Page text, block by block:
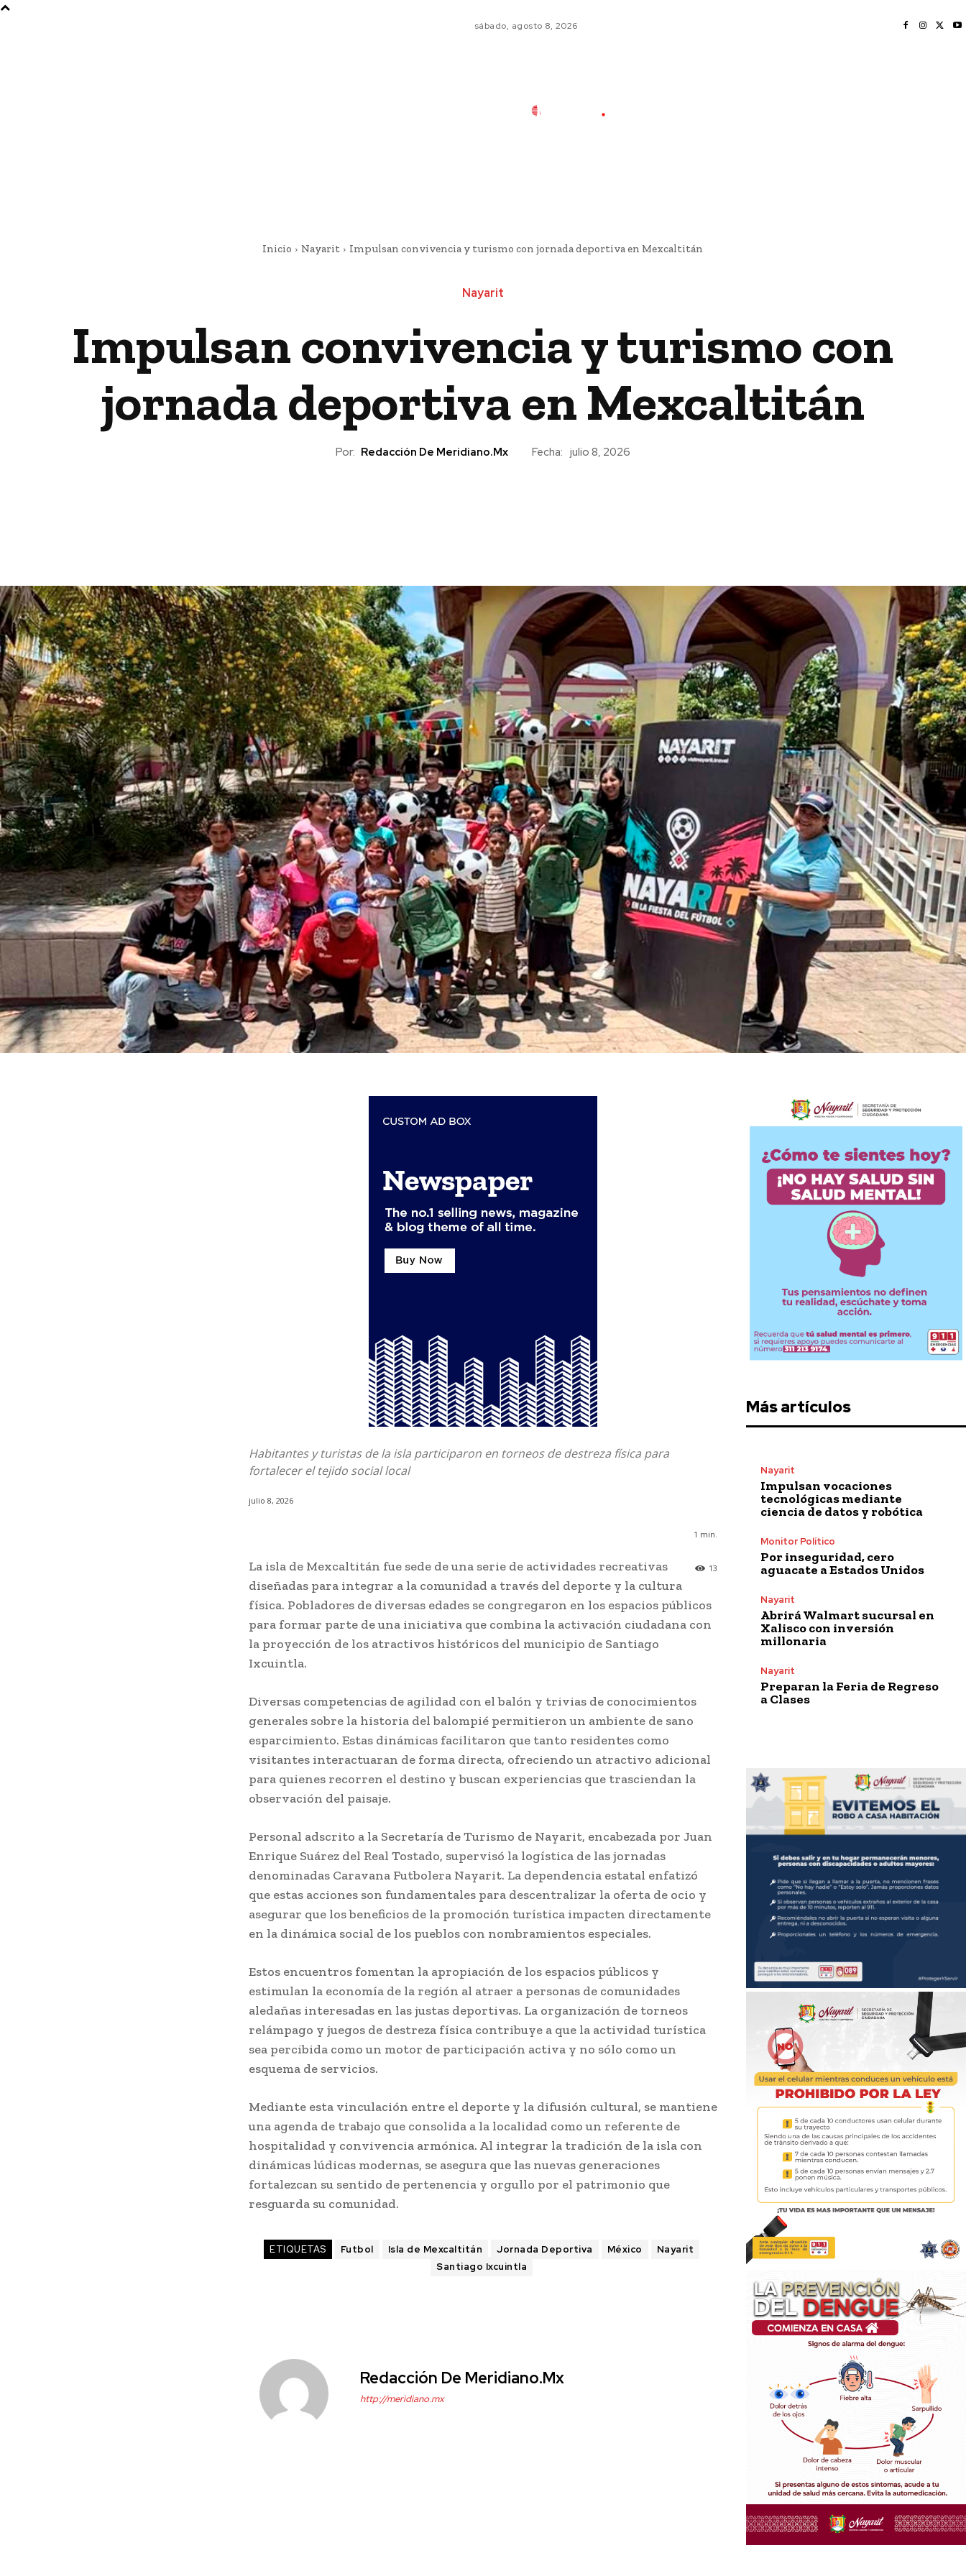
sábado, agosto 8, 2026
Inicio Nayarit Impulsan convivencia y turismo con jornada deportiva en Mexcaltitán
Nayarit
Impulsan convivencia y turismo con
jornada deportiva en Mexcaltitán
Por: Redacción De Meridiano.mx Fecha: julio 8, 2026
Habitantes y turistas de la isla participaron en torneos de destreza física para
fortalecer el tejido social local
julio 8, 2026
1 min.
13
La isla de Mexcaltitán fue sede de una serie de actividades recreativas
diseñadas para integrar a la comunidad a través del deporte y la cultura
física. Pobladores de diversas edades se congregaron en los espacios públicos
para formar parte de una iniciativa que combina la activación ciudadana con
la proyección de los atractivos históricos del municipio de Santiago
Ixcuintla.
Diversas competencias de agilidad con el balón y trivias de conocimientos
generales sobre la historia del balompié permitieron un ambiente de sano
esparcimiento. Estas dinámicas facilitaron que tanto residentes como
visitantes interactuaran de forma directa, ofreciendo un atractivo adicional
para quienes recorren el destino y buscan experiencias que trasciendan la
observación del paisaje.
Personal adscrito a la Secretaría de Turismo de Nayarit, encabezada por Juan
Enrique Suárez del Real Tostado, supervisó la logística de las jornadas
denominadas Caravana Futbolera Nayarit. La dependencia estatal enfatizó
que estas acciones son fundamentales para descentralizar la oferta de ocio y
asegurar que los beneficios de la promoción turística impacten directamente
en la dinámica social de los pueblos con nombramientos especiales.
Estos encuentros fomentan la apropiación de los espacios públicos y
estimulan la economía de la región al atraer a personas de comunidades
aledañas interesadas en las justas deportivas. La organización de torneos
relámpago y juegos de destreza física contribuye a que la actividad turística
sea percibida como un motor de participación activa y no sólo como un
esquema de servicios.
Mediante esta vinculación entre el deporte y la difusión cultural, se mantiene
una agenda de trabajo que consolida a la localidad como un referente de
hospitalidad y convivencia armónica. Al integrar la tradición de la isla con
dinámicas lúdicas modernas, se asegura que las nuevas generaciones
fortalezcan su sentido de pertenencia y orgullo por el patrimonio que
resguarda su comunidad.
ETIQUETAS Futbol Isla de Mexcaltitán Jornada Deportiva México
Nayarit
Santiago Ixcuintla
Redacción De Meridiano.mx
http://meridiano.mx
Más artículos
Nayarit
Impulsan vocaciones
tecnológicas mediante
ciencia de datos y robótica
Monitor Político
Por inseguridad, cero
aguacate a Estados Unidos
Nayarit
Abrirá Walmart sucursal en
Xalisco con inversión
millonaria
Nayarit
Preparan la Feria de Regreso
a Clases